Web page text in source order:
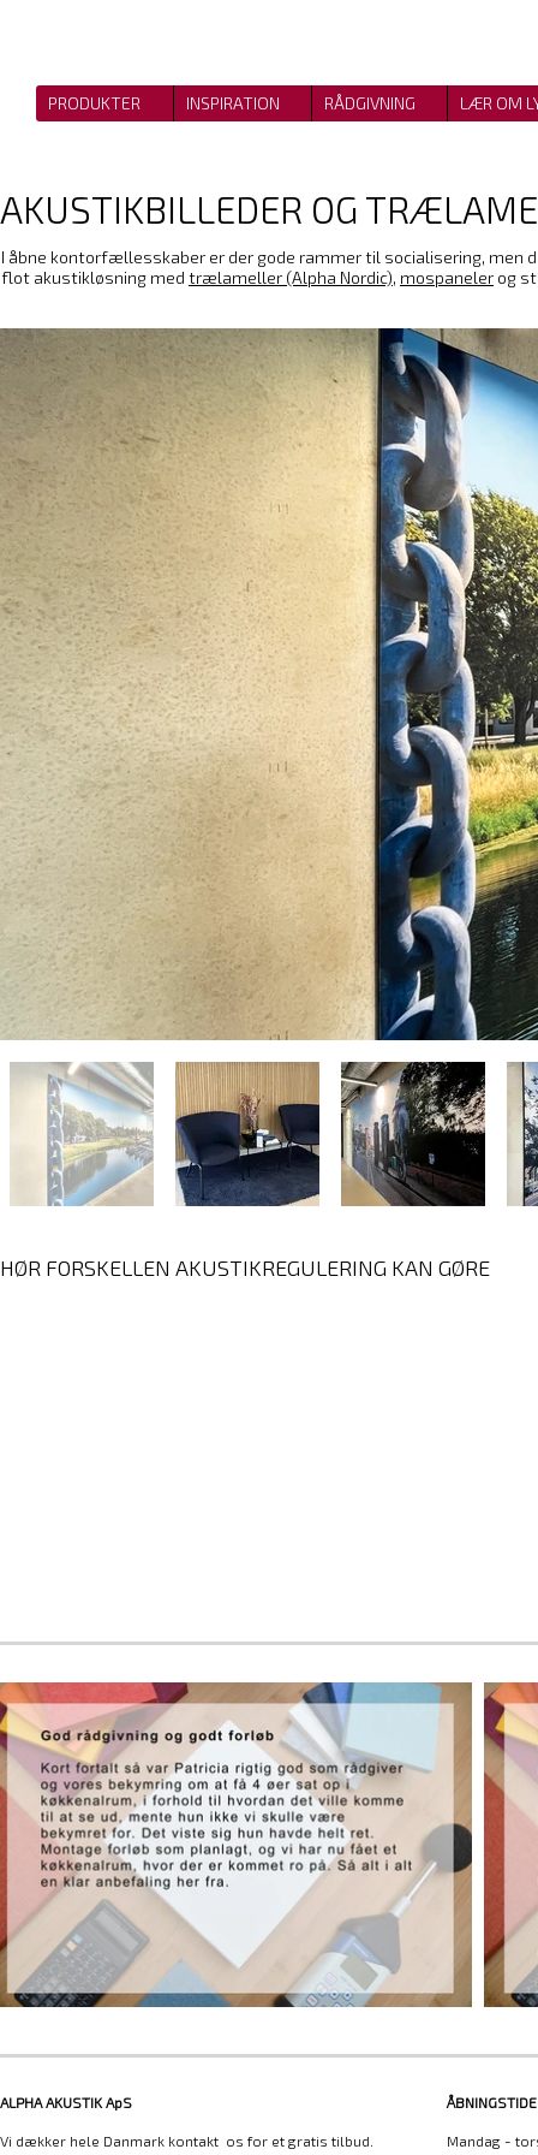
AKUSTIKBILLEDER OG
I åbne kontorfællesskaber er der gode rammer til socialisering, men
flot akustikløsning med trælameller (Alpha Nordic), mospaneler og
HØR FORSKELLEN AKUSTIKREGULERING KAN GØRE
PRODUKTER INSPIRATION RÅDGIVNING LÆR OM
ALPHA AKUSTIK ApS
Vi dækker hele Danmark kontakt os for et gratis tilbud.
Mandag -